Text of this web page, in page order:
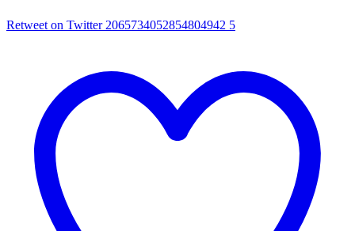
Retweet on Twitter 2065734052854804942 5